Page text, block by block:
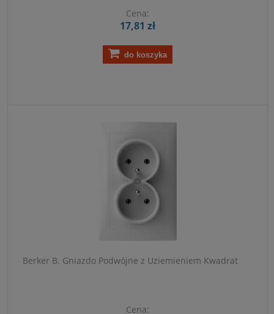
Cena:
17,81 zł
do koszyka
Berker B. Gniazdo Podwójne z Uziemieniem Kwadrat
Cena: